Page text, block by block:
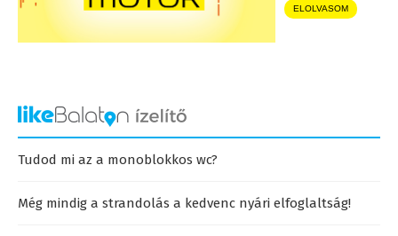
ELOLVASOM
Tudod mi az a monoblokkos wc?
Még mindig a strandolás a kedvenc nyári elfoglaltság!